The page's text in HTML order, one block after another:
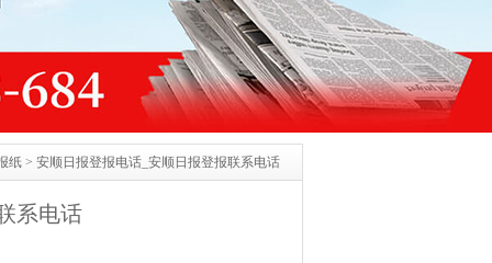
纸 > 安顺日报登报电话_安顺日报登报联系电话
系电话